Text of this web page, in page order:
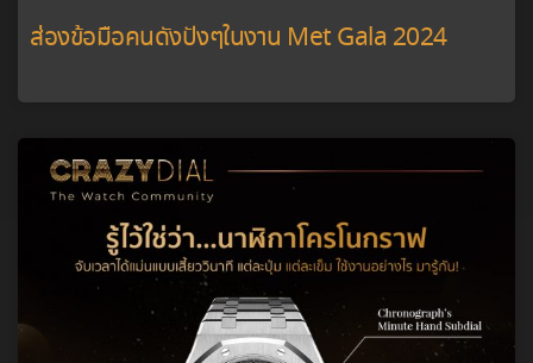
ส่องข้อมือคนดังปังๆในงาน Met Gala 2024